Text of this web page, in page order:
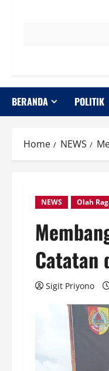
BERANDA POLITIK
Home NEWS
NEWS Olah
Catatan
Sigit Priyono